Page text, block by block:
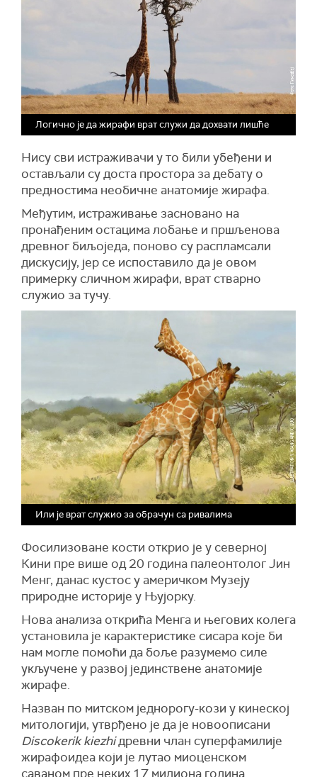
Логично је да жирафи врат служи да дохвати лишће
Нису сви истраживачи у то били убеђени и
остављали су доста простора за дебату о
предностима необичне анатомије жирафа.
Међутим, истраживање засновано на
пронађеним остацима лобање и пршљенова
древног биљоједа, поново су распламсали
дискусију, јер се испоставило да је овом
примерку сличном жирафи, врат стварно
служио за тучу.
Или је врат служио за обрачун са ривалима
Фосилизоване кости открио је у северној
Кини пре више од 20 година палеонтолог Јин
Менг, данас кустос у америчком Музеју
природне историје у Њујорку.
Нова анализа открића Менга и његових колега
установила је карактеристике сисара које би
нам могле помоћи да боље разумемо силе
укључене у развој јединствене анатомије
жирафе.
Назван по митском једнорогу-кози у кинеској
митологији, утврђено је да је новоописани
Discokerik kiezhiдревни члан суперфамилије
жирафоидеа који је лутао миоценском
саваном пре неких 17 милиона година.